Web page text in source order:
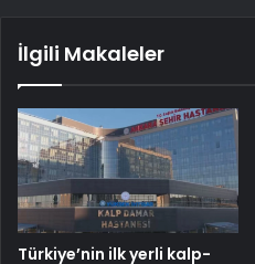
İlgili Makaleler
Türkiye’nin ilk yerli kalp-